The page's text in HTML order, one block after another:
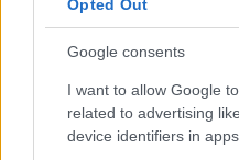
Opted Out
Google consents
I want to allow Google
related to advertising
device identifiers in apps.
Δημοφιλείς